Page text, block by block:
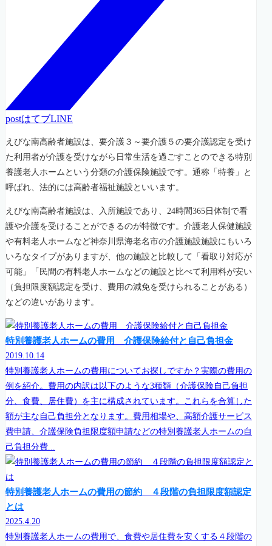
postはてブLINE
えびな南高齢者施設は、要介護３～要介護５の要介護認定を受け
た利用者が介護を受けながら日常生活を過ごすことのできる特別
養護老人ホームという分類の介護保険施設です。通称「特養」と
呼ばれ、法的には高齢者福祉施設といいます。
えびな南高齢者施設は、入所施設であり、24時間365日体制で看
護や介護を受けることができるのが特徴です。介護老人保健施設
や有料老人ホームなど神奈川県海老名市の介護施設施設にもいろ
いろなタイプがありますが、他の施設と比較して「看取り対応が
可能」「民間の有料老人ホームなどの施設と比べて利用料が安い
（負担限度額認定を受け、費用の減免を受けられることがある）
などの違いがあります。
特別養護老人ホームの費用 介護保険給付と自己負担金
2019.10.14
特別養護老人ホームの費用についてお探しですか？実際の費用の
例を紹介。費用の内訳は以下のような3種類（介護保険自己負担
分、食費、居住費）を主に構成されています。これらを合算した
額が主な自己負担分となります。費用相場や、高額介護サービス
費申請、介護保険負担限度額申請などの特別養護老人ホームの自
己負担分費...
特別養護老人ホームの費用の節約 ４段階の負担限度額認定
とは
2025.4.20
特別養護老人ホームの費用で、食費や居住費を安くする４段階の